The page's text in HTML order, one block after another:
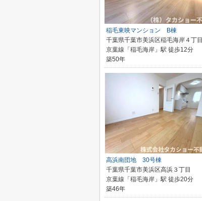
稲毛東映マンション B棟
千葉県千葉市美浜区稲毛海岸４丁目
京葉線「稲毛海岸」駅 徒歩12分
築50年
高浜南団地 30号棟
千葉県千葉市美浜区高浜３丁目
京葉線「稲毛海岸」駅 徒歩20分
築46年